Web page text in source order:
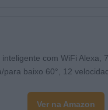
com WiFi Alexa,
para baixo 60°, 12
Ver na Amazon